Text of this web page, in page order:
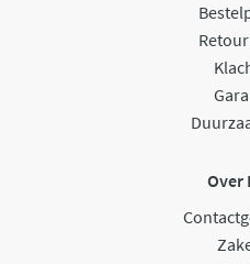
Over